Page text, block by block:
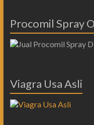
Procomil Spray
Viagra Usa Asli